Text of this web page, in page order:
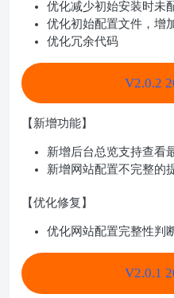
优化减少初始安装时未
优化初始配置文件，增
优化冗余代码
V2.0.2
【新增功能】
新增后台总览支持查看
新增网站配置不完整的
【优化修复】
优化网站配置完整性判
V2.0.1